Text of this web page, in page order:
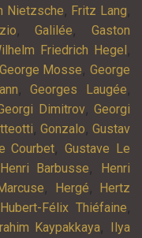
Nietzsche, Fritz Lang,
,Galilée,Gaston
Friedrich Hegel ,
George Mosse,George
,Georges Laugée,
Dimitrov, Georgi
, Gonzalo,Gustav
Courbet,Gustave Le
Henri Barbusse,
Henri
, Hergé,
Hertz
Hubert-Félix Thiéfaine,
Kaypakkaya,
Ilya